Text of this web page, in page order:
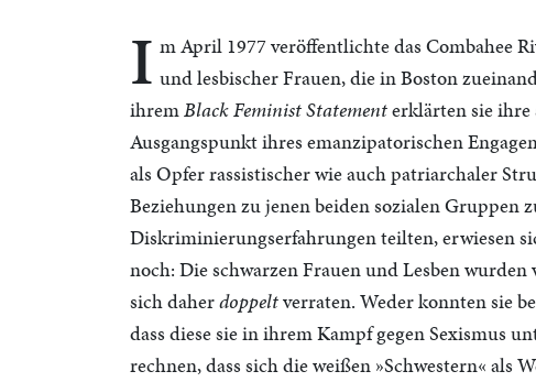
I m April 1977 veröffentlichte das Combahee
und lesbischer Frauen, die in Boston
ihremBlack Feminist Statementerklärten sie
Ausgangspunkt ihres emanzipatorischen
als Opfer rassistischer wie auch patriarchaler
Beziehungen zu jenen beiden sozialen Gruppen
Diskriminierungserfahrungen teilten, erwiesen
noch: Die schwarzen Frauen und Lesben
sich daherdoppeltverraten. Weder konnten sie
dass diese sie in ihrem Kampf gegen Sexismus
rechnen, dass sich die weißen »Schwestern« als